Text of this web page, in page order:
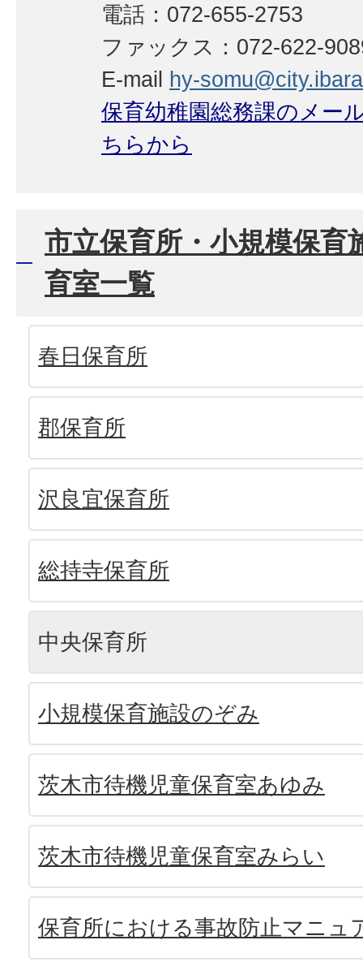
電話：072-655-2753
ファックス：072-622-
E-mail hy-
保育幼稚園総務課のメー
ちらから
市立保育所・小規模保育
育室一覧
春日保育所
郡保育所
沢良宜保育所
総持寺保育所
中央保育所
小規模保育施設のぞみ
茨木市待機児童保育室あゆみ
茨木市待機児童保育室みらい
保育所における事故防止マニュ